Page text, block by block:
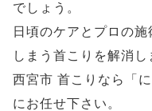
でしょう。
日頃のケアとプロの
しまう首こりを解消し
西宮市 首こりなら「
にお任せ下さい。